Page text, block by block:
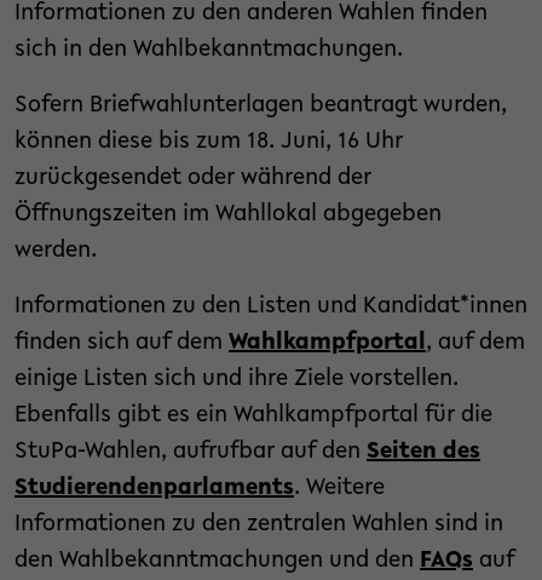
Informationen zu den anderen Wahlen finden
sich in den Wahlbekanntmachungen.
Sofern Briefwahlunterlagen beantragt wurden,
können diese bis zum 18. Juni, 16 Uhr
zurückgesendet oder während der
Öffnungszeiten im Wahllokal abgegeben
werden.
Informationen zu den Listen und Kandidat*innen
finden sich auf dem Wahlkampfportal, auf dem
einige Listen sich und ihre Ziele vorstellen.
Ebenfalls gibt es ein Wahlkampfportal für die
StuPa-Wahlen, aufrufbar auf den Seiten des
Studierendenparlaments. Weitere
Informationen zu den zentralen Wahlen sind in
den Wahlbekanntmachungen und den FAQs auf